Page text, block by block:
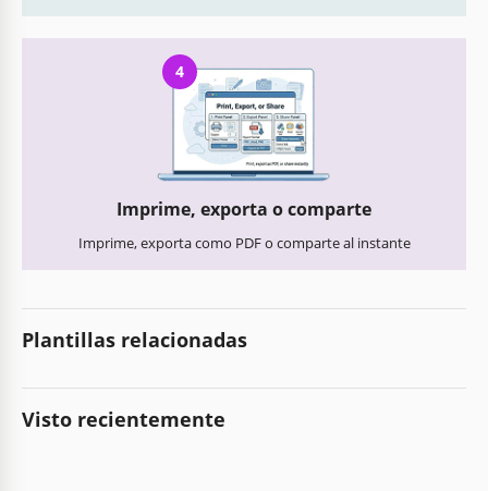
4
Imprime, exporta o comparte
Imprime, exporta como PDF o comparte al instante
Plantillas relacionadas
Visto recientemente